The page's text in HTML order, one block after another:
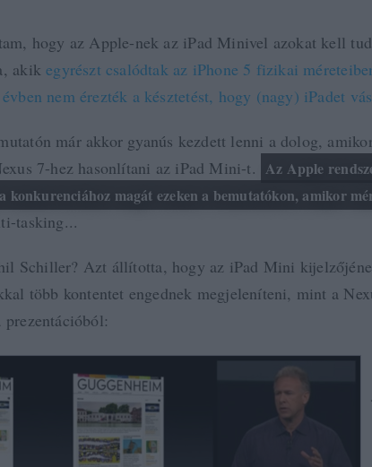
hogy az Apple-nek az iPad Minivel azokat kell
akikegyrészt csalódtak az iPhone 5 fizikai
nem érezték a késztetést, hogy (nagy) iPadet
már akkor gyanús kezdett lenni a dolog,
7-hez hasonlítani az iPad Mini-t. Az Apple
konkurenciához magát ezeken a bemutatókon, amikor
tasking...
Schiller? Azt állította, hogy az iPad Mini
több kontentet engednek megjeleníteni, mint a
prezentációból: